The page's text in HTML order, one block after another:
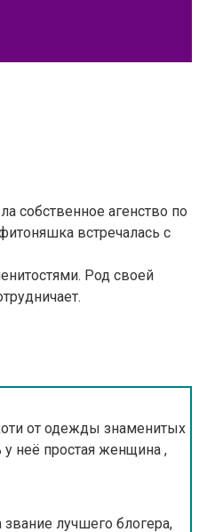
собственное агенство по
встречалась с
Род своей
от одежды знаменитых
у неё простая женщина ,
лучшего блогера,